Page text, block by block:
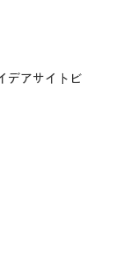
デアサイトビ